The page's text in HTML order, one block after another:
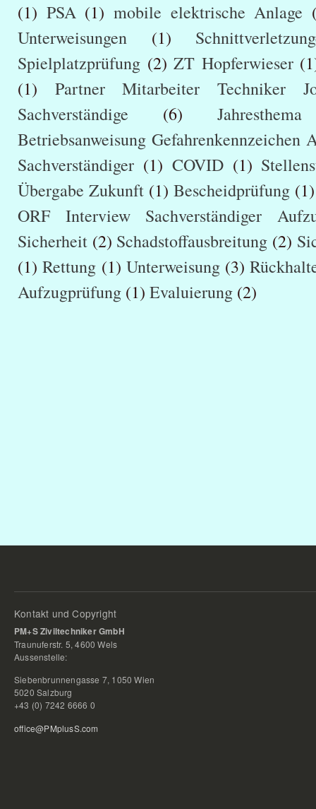
(1) PSA(1) mobile elektrische Anlage
Unterweisungen (1)
Spielplatzprüfung (2) ZT Hopferwieser
(1)
Partner Mitarbeiter Techniker
Sachverständige (6)
Betriebsanweisung Gefahrenkennzeichen
Sachverständiger (1) COVID(1)
Übergabe Zukunft (1) Bescheidprüfung (1)
ORF Interview Sachverständiger
Sicherheit (2) Schadstoffausbreitung (2)
(1) Rettung (1) Unterweisung(3)
Aufzugprüfung (1) Evaluierung (2)
Kontakt und Copyright
PM+S Ziviltechniker GmbH
Traunuferstr. 5, 4600 Wels
Aussenstelle:
Siebenbrunnengasse 7, 1050 Wien
5020 Salzburg
+43 (0) 7242 6666 0
office@PMplusS.com